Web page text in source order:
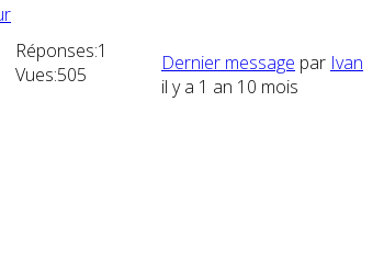
Réponses:1
Vues:505 Dernier message par Ivan
il y a 1 an 10 mois